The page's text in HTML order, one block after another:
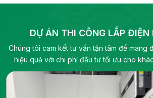
DỰ ÁN THI CÔNG LẮP ĐIỆN
Chúng tôi cam kết tư vấn tận tâm để mang
hiệu quả với chi phí đầu tư tối ưu cho